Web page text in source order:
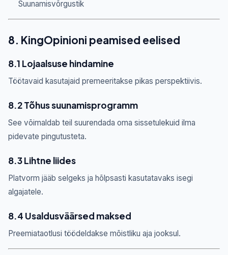
Suunamisvõrgustik
8. KingOpinioni peamised eelised
8.1 Lojaalsuse hindamine
Töötavaid kasutajaid premeeritakse pikas perspektiivis.
8.2 Tõhus suunamisprogramm
See võimaldab teil suurendada oma sissetulekuid ilma
pidevate pingutusteta.
8.3 Lihtne liides
Platvorm jääb selgeks ja hõlpsasti kasutatavaks isegi
algajatele.
8.4 Usaldusväärsed maksed
Preemiataotlusi töödeldakse mõistliku aja jooksul.